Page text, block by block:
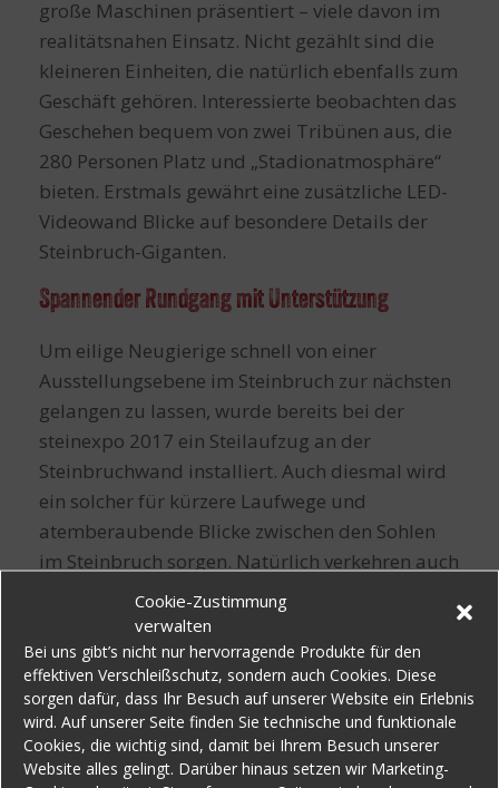
Cookie-Zustimmung
verwalten
Bei uns gibt’s nicht nur hervorragende Produkte für den
effektiven Verschleißschutz, sondern auch Cookies. Diese
sorgen dafür, dass Ihr Besuch auf unserer Website ein Erlebnis
wird. Auf unserer Seite finden Sie technische und funktionale
Cookies, die wichtig sind, damit bei Ihrem Besuch unserer
Website alles gelingt. Darüber hinaus setzen wir Marketing-
große Maschinen präsentiert – viele davon im
realitätsnahen Einsatz. Nicht gezählt sind die
kleineren Einheiten, die natürlich ebenfalls zum
Geschäft gehören. Interessierte beobachten das
Geschehen bequem von zwei Tribünen aus, die
280 Personen Platz und „Stadionatmosphäre“
bieten. Erstmals gewährt eine zusätzliche LED-
Videowand Blicke auf besondere Details der
Steinbruch-Giganten.
Spannender Rundgang mit Unterstützung
Um eilige Neugierige schnell von einer
Ausstellungsebene im Steinbruch zur nächsten
gelangen zu lassen, wurde bereits bei der
steinexpo 2017 ein Steilaufzug an der
Steinbruchwand installiert. Auch diesmal wird
ein solcher für kürzere Laufwege und
atemberaubende Blicke zwischen den Sohlen
im Steinbruch sorgen. Natürlich verkehren auch
weiterhin die bekannten Shuttle-Busse im
Gelände. Da mit einem großen
Besucherzuspruch zu rechnen ist, kommen zu
Stoßzeiten auch die messeinternen
Transportmittel nur noch im Schritttempo
voran. Vorteil: Auch beim langsamen
Vorankommen gibt es genug zu sehen!